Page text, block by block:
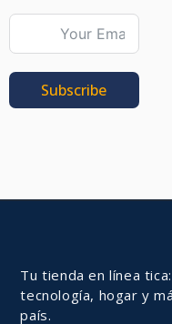
Subscribe
Tu tienda en línea
tecnología, hogar y
país.